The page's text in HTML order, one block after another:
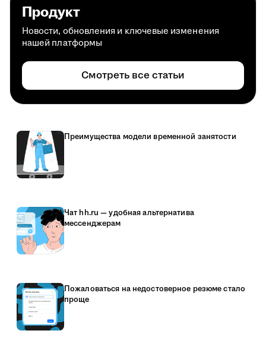
Продукт
Новости, обновления и ключевые изменения
нашей платформы
Смотреть все статьи
Преимущества модели временной занятости
Чат hh.ru — удобная альтернатива
мессенджерам
Пожаловаться на недостоверное резюме стало
проще